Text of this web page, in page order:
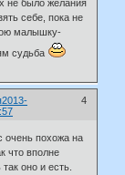
не было желания
себе, пока не
малышку-
судьба
4
2013-
очень похожа на
что вполне
оно и есть.